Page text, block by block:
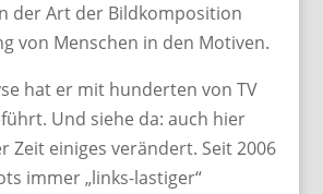
der Art der Bildkomposition
von Menschen in den Motiven.
hat er mit hunderten von TV
Und siehe da: auch hier
Zeit einiges verändert. Seit 2006
immer „links-lastiger“